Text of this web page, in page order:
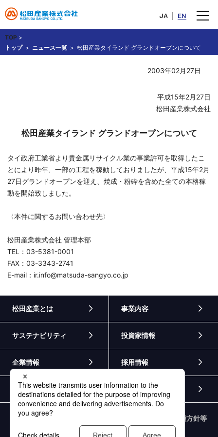
TOP >
トップ
ニュース一覧 松田産業タイランド グランドオープンについて
2003年02月27日
平成15年2月27日
松田産業株式会社
松田産業タイランド グランドオープンについて
タイ政府工業省より貴金属リサイクル業の事業許可を取得したこ
とにより昨年、一部の工程を稼動しておりましたが、平成15年2月
27日グランドオープンを迎え、焼成・粉砕を含めた全ての本格稼
動を開始致しました。
〈本件に関するお問い合わせ先〉
松田産業株式会社 管理本部
TEL：03-5381-0001
FAX：03-3343-2741
E-mail：ir.info@matsuda-sangyo.co.jp
松田産業とは 事業内容
サステナビリティ 投資家情報
企業情報 採用情報
ニュース お問い合わせ
個人情報保護方針
各種方針等
外部通報窓口
サイトマップ
JA EN